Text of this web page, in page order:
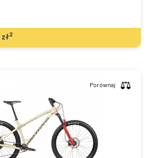
zł2
Porównaj